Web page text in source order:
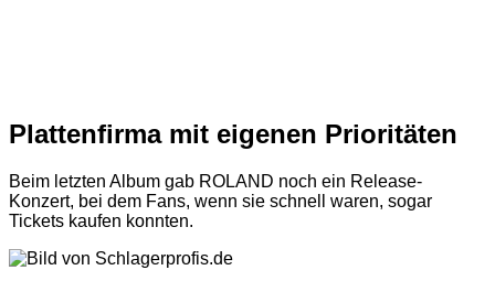
Plattenfirma mit eigenen Prioritäten
Beim letzten Album gab ROLAND noch ein Release-
Konzert, bei dem Fans, wenn sie schnell waren, sogar
Tickets kaufen konnten.